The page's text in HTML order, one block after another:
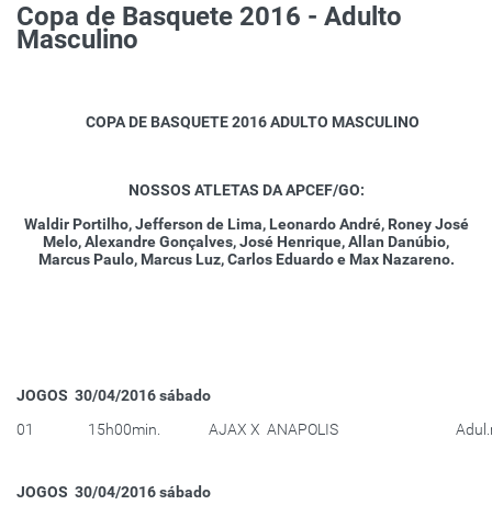
Copa de Basquete 2016 - Adulto
Masculino
COPA DE BASQUETE 2016 ADULTO MASCULINO
NOSSOS ATLETAS DA APCEF/GO:
Waldir Portilho, Jefferson de Lima, Leonardo André, Roney José
Melo, Alexandre Gonçalves, José Henrique, Allan Danúbio,
Marcus Paulo, Marcus Luz, Carlos Eduardo e Max Nazareno.
JOGOS 30/04/2016 sábado
01
15h00min. AJAX X ANAPOLIS
JOGOS 30/04/2016 sábado